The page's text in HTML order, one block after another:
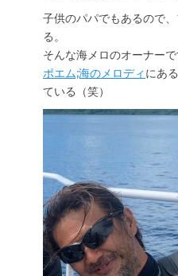
子供のパパでもあるので
る。
そんな海メロのオーナーで
ポエム;海のメロディ にあ
ている（笑）